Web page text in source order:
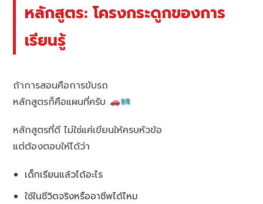
หลักสูตร: โครงกระดูกของการ
เรียนรู้
ถ้าการสอนคือการขับรถ
หลักสูตรก็คือแผนที่ครับ
หลักสูตรที่ดี ไม่ใช่แค่เขียนให้ครบหัวข้อ
แต่ต้องตอบให้ได้ว่า
เด็กเรียนแล้วได้อะไร
ใช้ในชีวิตจริงหรืออาชีพได้ไหม